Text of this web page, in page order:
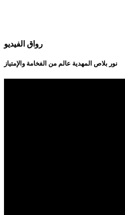
رواق الفيديو
نور بلاص المهدية عالم من الفخامة والإمتياز